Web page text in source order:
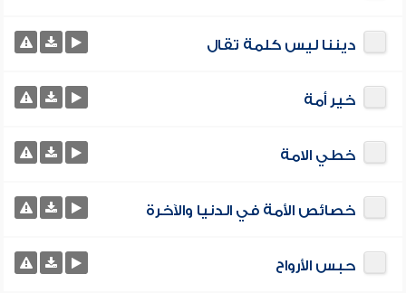
ديننا ليس كلمة تقال
خير أمة
خطي الامة
خصائص الأمة في الدنيا والآخرة
حبس الأرواح